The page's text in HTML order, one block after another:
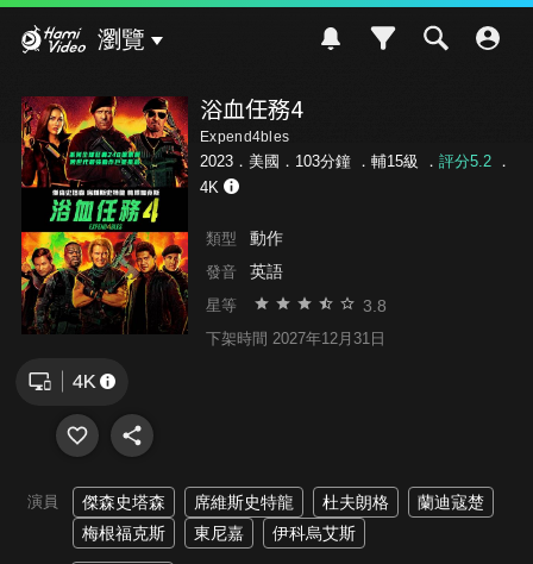
瀏覽
浴血任務4
Expend4bles
2023．美國．103分鐘 ． 輔15級 ． 評分5.2．
4K
類型 動作
發音 英語
星等 3.8
下架時間 2027年12月31日
演員 傑森史塔森 席維斯史特龍 杜夫朗格
蘭迪寇楚
梅根福克斯
東尼嘉 伊科烏艾斯